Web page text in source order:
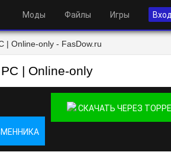
Моды Файлы Игры Вход
| Online-only - FasDow.ru
| Online-only
СКАЧАТЬ ЧЕРЕЗ